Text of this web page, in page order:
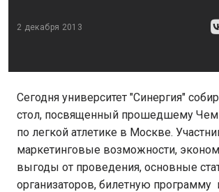
2 декабря 2013
Сегодня университет "Синергия"
стол, посвященный прошедшему
по легкой атлетике в Москве.
маркетинговые возможности,
выгоды от проведения, основные
организаторов, билетную программу